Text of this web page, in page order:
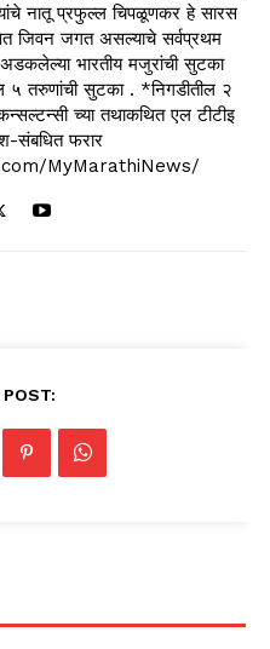
नातू प्रफुल्ल चिपळूणकर हे सारस
जिवन जगत असल्याचे सर्वप्रथम
भारतीय मजुरांची सुटका
५ तरुणांची सुटका . *निगडीतील २
च्या तथाकथित एल टीटीइ
संबधित फरार
MyMarathiNews/
POST: